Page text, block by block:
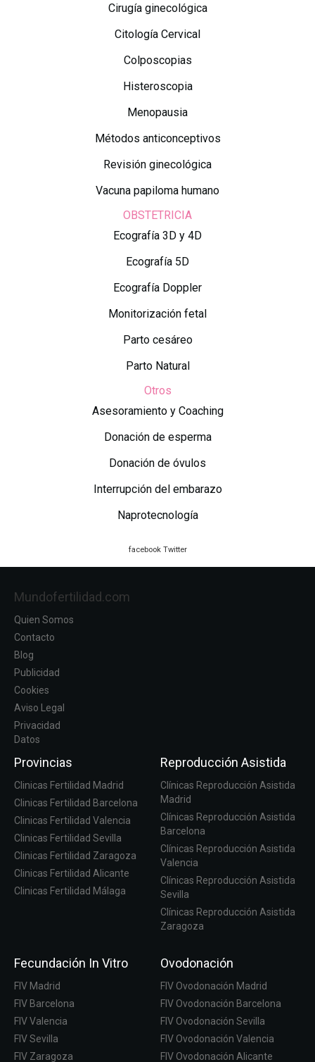
Cirugía ginecológica
Citología Cervical
Colposcopias
Histeroscopia
Menopausia
Métodos anticonceptivos
Revisión ginecológica
Vacuna papiloma humano
OBSTETRICIA
Ecografía 3D y 4D
Ecografía 5D
Ecografía Doppler
Monitorización fetal
Parto cesáreo
Parto Natural
Otros
Asesoramiento y Coaching
Donación de esperma
Donación de óvulos
Interrupción del embarazo
Naprotecnología
facebook Twitter
Mundofertilidad.com
Quien Somos
Contacto
Blog
Publicidad
Cookies
Aviso Legal
Privacidad
Datos
Provincias
Clinicas Fertilidad Madrid
Clinicas Fertilidad Barcelona
Clinicas Fertilidad Valencia
Clinicas Fertilidad Sevilla
Clinicas Fertilidad Zaragoza
Clinicas Fertilidad Alicante
Clinicas Fertilidad Málaga
Reproducción Asistida
Clínicas Reproducción Asistida
Madrid
Clínicas Reproducción Asistida
Barcelona
Clínicas Reproducción Asistida
Valencia
Clínicas Reproducción Asistida
Sevilla
Clínicas Reproducción Asistida
Zaragoza
Fecundación In Vitro
FIV Madrid
FIV Barcelona
FIV Valencia
FIV Sevilla
FIV Zaragoza
Ovodonación
FIV Ovodonación Madrid
FIV Ovodonación Barcelona
FIV Ovodonación Sevilla
FIV Ovodonación Valencia
FIV Ovodonación Alicante